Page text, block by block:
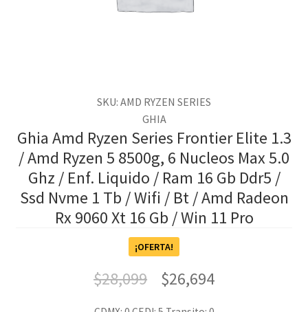
SKU: AMD RYZEN SERIES
GHIA
Ghia Amd Ryzen Series Frontier Elite 1.3
/ Amd Ryzen 5 8500g, 6 Nucleos Max 5.0
Ghz / Enf. Liquido / Ram 16 Gb Ddr5 /
Ssd Nvme 1 Tb / Wifi / Bt / Amd Radeon
Rx 9060 Xt 16 Gb / Win 11 Pro
¡OFERTA!
$28,099 $26,694